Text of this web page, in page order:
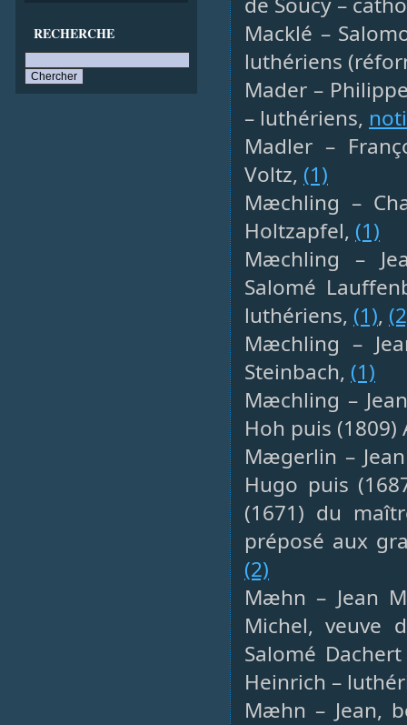
RECHERCHE
Macklé –
luthériens
Mader –
– luthériens,
Madler –
Voltz, (1)
Mæchling –
Holtzapfel, (1)
Mæchling –
Salomé
luthériens, (1),
Mæchling –
Steinbach, (1)
Mæchling –
Hoh puis
Mægerlin –
Hugo puis
(1671) du
préposé aux
(2)
Mæhn – Jean
Michel, veuve
Salomé
Heinrich –
Mæhn – Jean,